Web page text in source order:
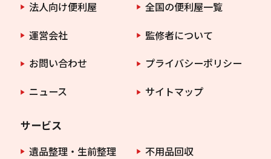
法人向け便利屋
全国の便利屋一覧
運営会社
監修者について
お問い合わせ
プライバシーポリシー
ニュース
サイトマップ
サービス
遺品整理・生前整理
不用品回収